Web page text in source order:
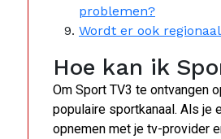
problemen?
Wordt er ook
Hoe kan ik
Om Sport TV3 te ontvangen
populaire sportkanaal. Als je
opnemen met je tv-provider